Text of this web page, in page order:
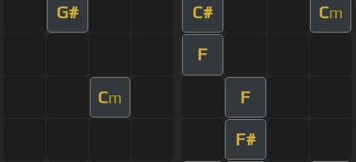
G# C# Cm
F
Cm F
F#